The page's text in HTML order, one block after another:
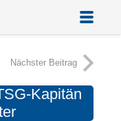
Nächster Beitrag
Kapitän